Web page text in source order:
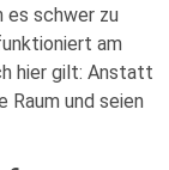
es schwer zu
am
hier gilt: Anstatt
Raum und seien